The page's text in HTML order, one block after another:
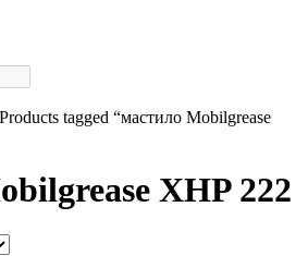
tagged “мастило Mobilgrease
XHP 222